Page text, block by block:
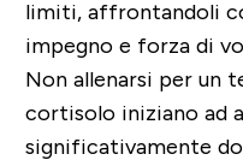
limiti, affrontandoli
impegno e forza di
Non allenarsi per un
cortisolo iniziano ad
significativamente